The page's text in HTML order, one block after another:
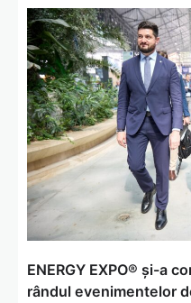
ENERGY EXPO® și-a
rândul evenimentelor